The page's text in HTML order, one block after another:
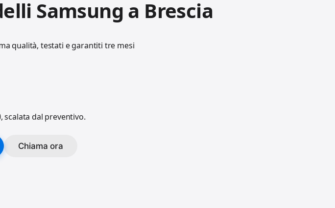
Samsung a Brescia
qualità, testati e garantiti tre mesi
scalata dal preventivo.
Chiama ora